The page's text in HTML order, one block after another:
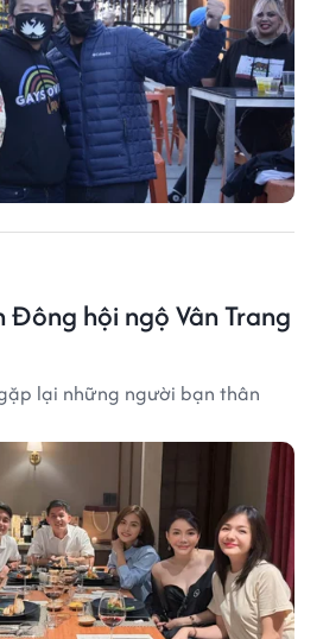
Đông hội ngộ Vân Trang
lại những người bạn thân